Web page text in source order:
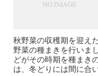
秋野菜の収穫期を迎え
野菜の種まきを行いま
どがその時期を種まき
は、冬どりには間に合